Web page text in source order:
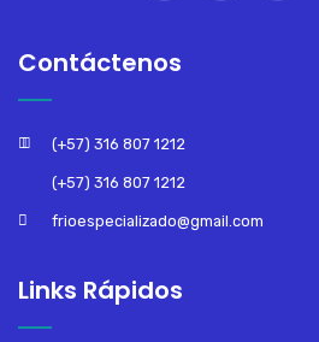
Contáctenos
(+57) 316 807 1212
(+57) 316 807 1212
frioespecializado@gmail.com
Links Rápidos